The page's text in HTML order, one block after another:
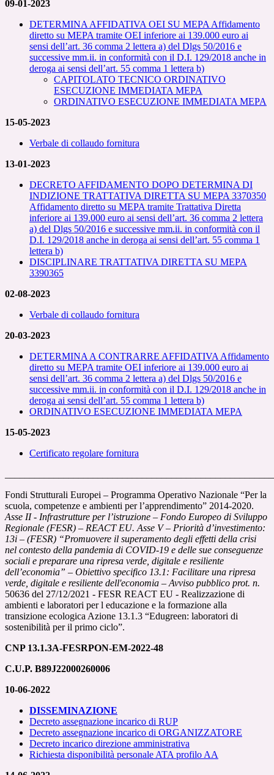
09-01-2023
DETERMINA AFFIDATIVA OEI SU MEPA Affidamento
diretto su MEPA tramite OEI inferiore ai 139.000 euro ai
sensi dell’art. 36 comma 2 lettera a) del Dlgs 50/2016 e
successive mm.ii. in conformità con il D.I. 129/2018 anche in
deroga ai sensi dell’art. 55 comma 1 lettera b)
CAPITOLATO TECNICO ORDINATIVO
ESECUZIONE IMMEDIATA MEPA
ORDINATIVO ESECUZIONE IMMEDIATA MEPA
15-05-2023
Verbale di collaudo fornitura
13-01-2023
DECRETO AFFIDAMENTO DOPO DETERMINA DI
INDIZIONE TRATTATIVA DIRETTA SU MEPA 3370350
Affidamento diretto su MEPA tramite Trattativa Diretta
inferiore ai 139.000 euro ai sensi dell’art. 36 comma 2 lettera
a) del Dlgs 50/2016 e successive mm.ii. in conformità con il
D.I. 129/2018 anche in deroga ai sensi dell’art. 55 comma 1
lettera b)
DISCIPLINARE TRATTATIVA DIRETTA SU MEPA
3390365
02-08-2023
Verbale di collaudo fornitura
20-03-2023
DETERMINA A CONTRARRE AFFIDATIVA Affidamento
diretto su MEPA tramite OEI inferiore ai 139.000 euro ai
sensi dell’art. 36 comma 2 lettera a) del Dlgs 50/2016 e
successive mm.ii. in conformità con il D.I. 129/2018 anche in
deroga ai sensi dell’art. 55 comma 1 lettera b)
ORDINATIVO ESECUZIONE IMMEDIATA MEPA
15-05-2023
Certificato regolare fornitura
Fondi Strutturali Europei – Programma Operativo Nazionale “Per la
scuola, competenze e ambienti per l’apprendimento” 2014-2020.
Asse II - Infrastrutture per l’istruzione – Fondo Europeo di Sviluppo
Regionale (FESR) – REACT EU. Asse V – Priorità d’investimento:
13i – (FESR) “Promuovere il superamento degli effetti della crisi
nel contesto della pandemia di COVID-19 e delle sue conseguenze
sociali e preparare una ripresa verde, digitale e resiliente
dell’economia” – Obiettivo specifico 13.1: Facilitare una ripresa
verde, digitale e resiliente dell'economia – Avviso pubblico prot. n.
50636 del 27/12/2021 - FESR REACT EU - Realizzazione di
ambienti e laboratori per l educazione e la formazione alla
transizione ecologica Azione 13.1.3 “Edugreen: laboratori di
sostenibilità per il primo ciclo”.
CNP 13.1.3A-FESRPON-EM-2022-48
C.U.P. B89J22000260006
10-06-2022
DISSEMINAZIONE
Decreto assegnazione incarico di RUP
Decreto assegnazione incarico di ORGANIZZATORE
Decreto incarico direzione amministrativa
Richiesta disponibilità personale ATA profilo AA